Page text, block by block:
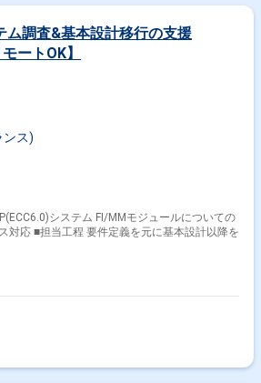
ム調査&基本設計移行の支援
ートOK】
ンス)
システム FI/MMモジュールについての
対応 ■担当工程 要件定義を元に基本設計以降を
から探す
MySQL Spring AWS